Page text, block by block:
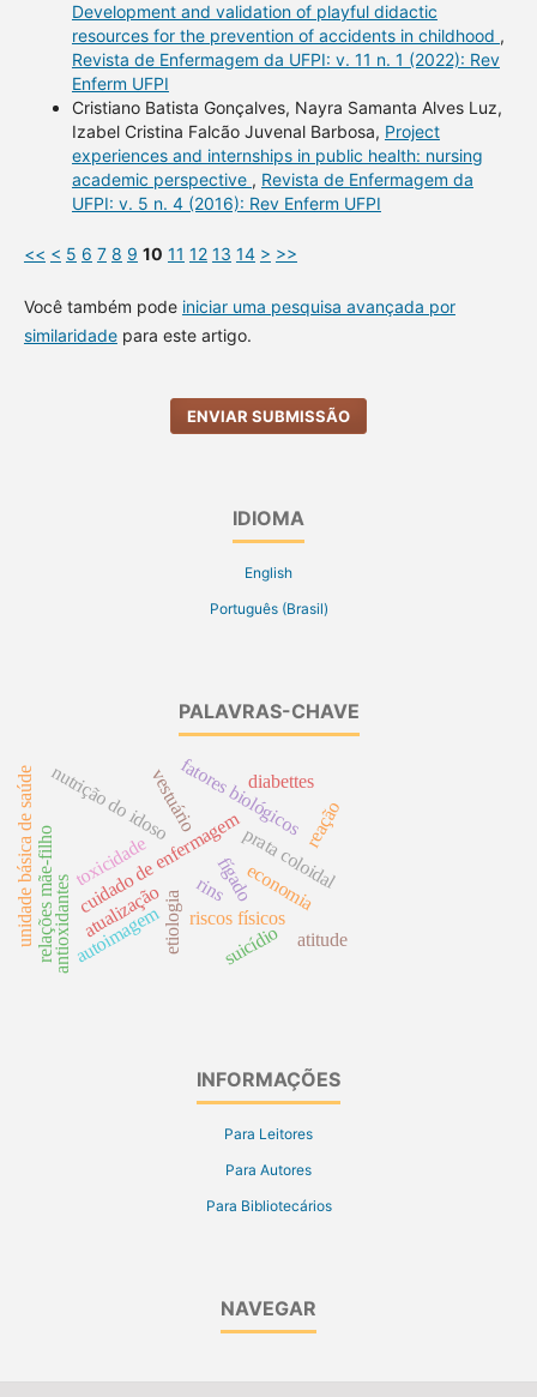
Development and validation of playful didactic
resources for the prevention of accidents in childhood ,
Revista de Enfermagem da UFPI: v. 11 n. 1 (2022): Rev
Enferm UFPI
Cristiano Batista Gonçalves, Nayra Samanta Alves Luz,
Izabel Cristina Falcão Juvenal Barbosa, Project
experiences and internships in public health: nursing
academic perspective , Revista de Enfermagem da
UFPI: v. 5 n. 4 (2016): Rev Enferm UFPI
<< < 5 6 7 8 9 10 11 12 13 14 > >>
Você também pode iniciar uma pesquisa avançada por
similaridadepara este artigo.
ENVIAR SUBMISSÃO
IDIOMA
English
Português (Brasil)
PALAVRAS-CHAVE
cuidado de enfermagemprata coloidal
etiologia
atualização
antioxidantes
nutrição do idoso
relações mãe-filho riscos físicos
unidade básica de saúde autoimagem
fatores biológicos
rins
suicídio
vestuário
economia
fígado
reação
diabettes
toxicidade
atitude
INFORMAÇÕES
Para Leitores
Para Autores
Para Bibliotecários
NAVEGAR